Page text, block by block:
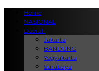
Home
NASIONAL
Daerah
Jakarta
BANDUNG
Yogyakarta
Surabaya